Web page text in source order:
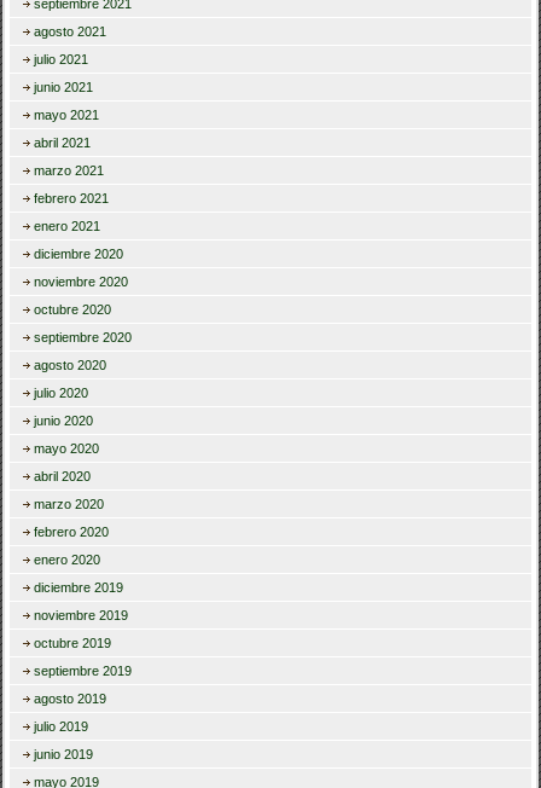
septiembre 2021
agosto 2021
julio 2021
junio 2021
mayo 2021
abril 2021
marzo 2021
febrero 2021
enero 2021
diciembre 2020
noviembre 2020
octubre 2020
septiembre 2020
agosto 2020
julio 2020
junio 2020
mayo 2020
abril 2020
marzo 2020
febrero 2020
enero 2020
diciembre 2019
noviembre 2019
octubre 2019
septiembre 2019
agosto 2019
julio 2019
junio 2019
mayo 2019